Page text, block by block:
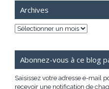
Archives
Archives
Abonnez-vous à ce blog
Saisissez votre adresse e-mail
recevoir une notification de